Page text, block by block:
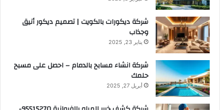
شركة ديكورات بالكويت | تصميم ديكور أنيق
وجذاب
يناير 23, 2025
شركة انشاء مسابح بالدمام – احصل على مسبح
حلمك
أبريل 27, 2025